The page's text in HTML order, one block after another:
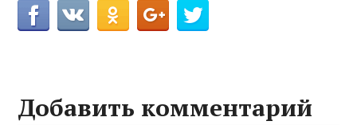
Добавить комментарий